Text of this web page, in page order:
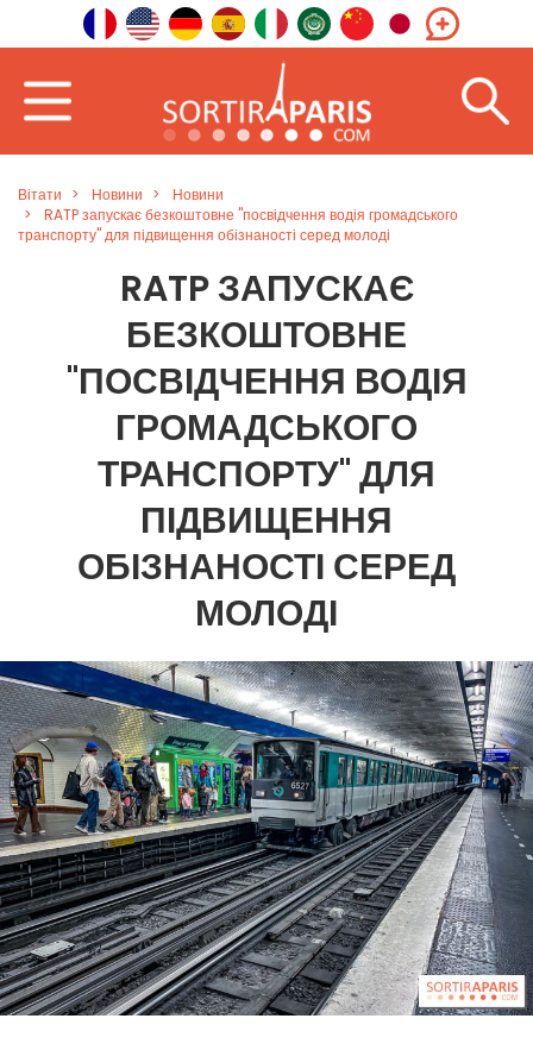
Вітати Новини
Новини
RATP запускає безкоштовне "посвідчення водія громадського
транспорту" для підвищення обізнаності серед молоді
RATP ЗАПУСКАЄ
БЕЗКОШТОВНЕ
"ПОСВІДЧЕННЯ ВОДІЯ
ГРОМАДСЬКОГО
ТРАНСПОРТУ" ДЛЯ
ПІДВИЩЕННЯ
ОБІЗНАНОСТІ СЕРЕД
МОЛОДІ